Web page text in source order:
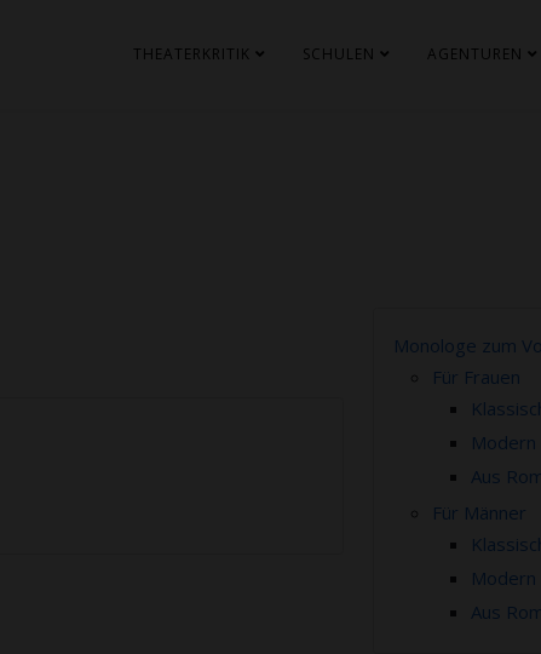
THEATERKRITIK SCHULEN AGENTUREN
Monologe zum
Für Frauen
Modern
Aus
Für Männer
Modern
Aus